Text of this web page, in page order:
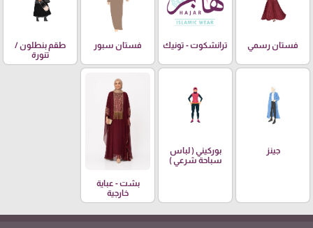
فستان رسمي ترانشكوت - تونيك فستان سبور
طقم بنطلون /
تنورة
جينز
بوركيني ( لباس
سباحة شرعي )
بشت - عباية
خارجية